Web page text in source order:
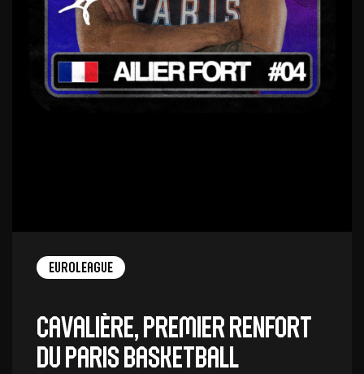
EuroLeague
Cavalière, premier renfort
du Paris Basketball